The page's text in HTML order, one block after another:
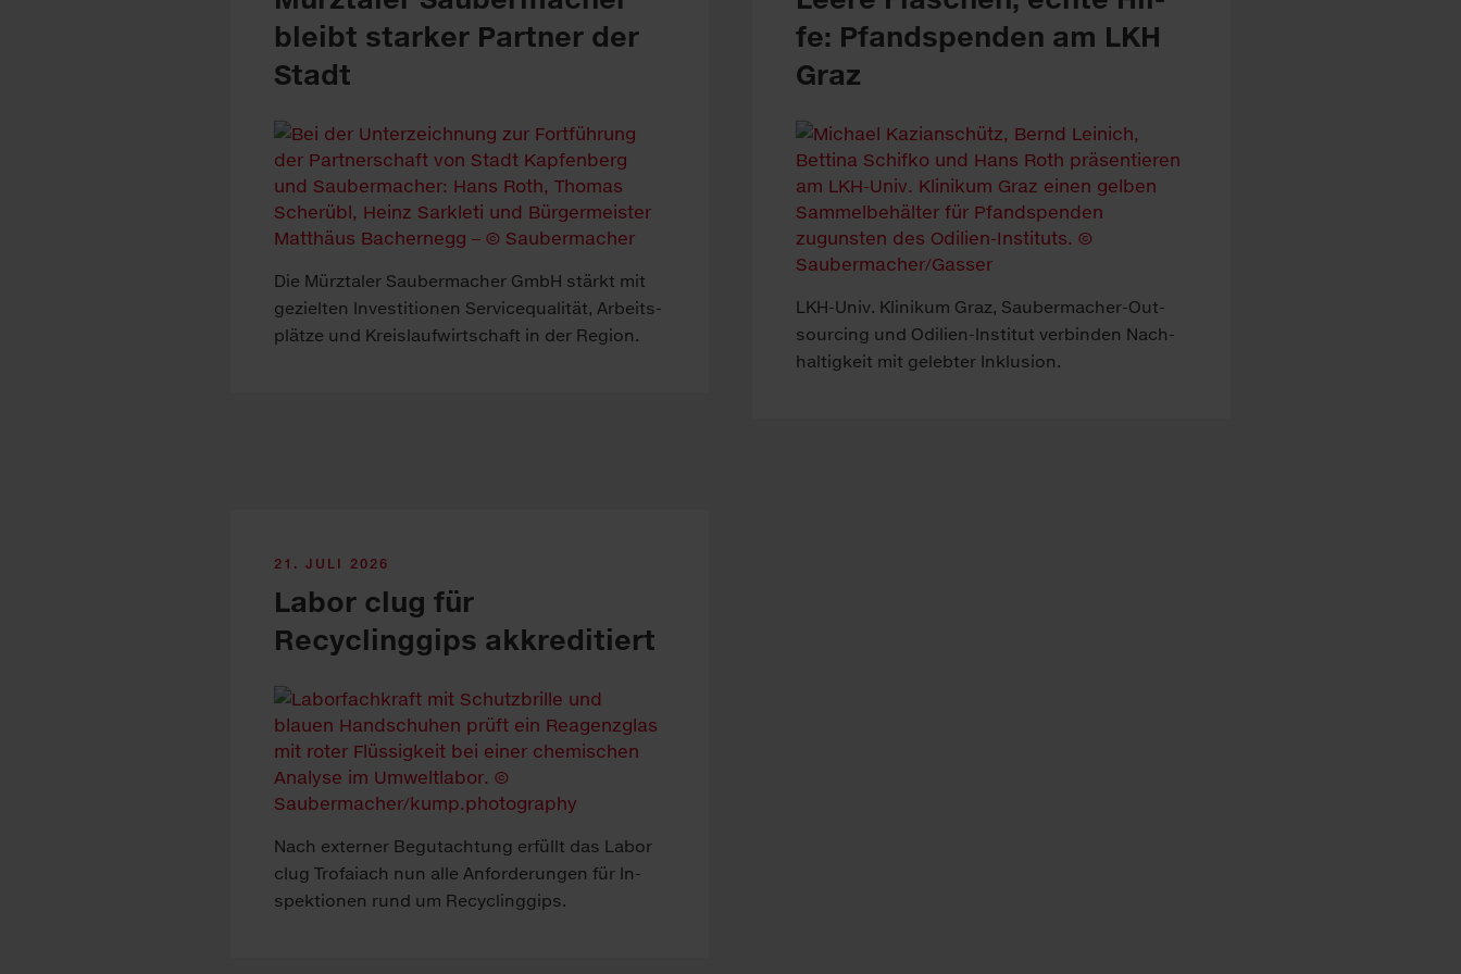
bleibt starker Part­ner der
Stadt
Die Mürztaler Sauber­macher GmbH stärkt mit
ge­zielten In­vest­itionen Service­qualität, Arbeits­
plätze und Kreis­lauf­wirt­schaft in der Re­gion.
fe: Pfand­spen­den am LKH
Graz
LKH-Univ. Kli­ni­kum Graz, Sauber­macher-Out­
sour­cing und Odilien-In­stitut ver­binden Nach­
haltig­keit mit ge­lebter In­klus­ion.
21. JULI 2026
Labor clug für
Recyclinggips akkreditiert
Nach ex­ter­ner Be­gutacht­ung erfüllt das La­bor
clug Tro­faiach nun alle An­forder­ung­en für In­
spekt­ion­en rund um Re­cyc­ling­gips.